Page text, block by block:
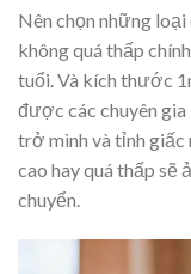
Nên chọn những
không quá thấp
tuổi. Và kích thước
được các chuyên
trở mình và tỉnh giấc
cao hay quá thấp sẽ
chuyển.